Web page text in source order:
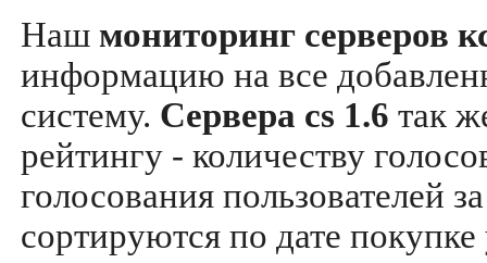
Наш мониторинг серверов
информацию на все
систему. Сервера cs 1.6 так
рейтингу - количеству
голосования пользователей
сортируются по дате